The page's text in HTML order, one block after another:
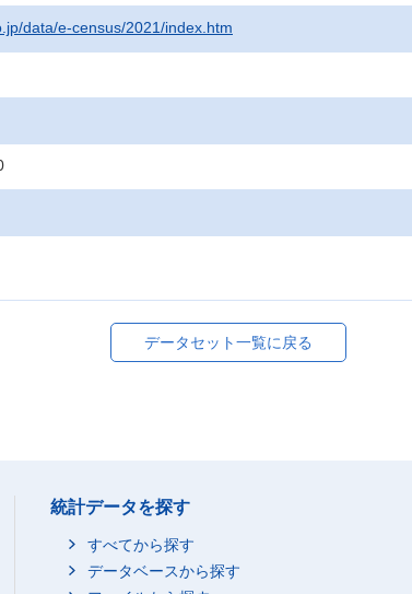
data/e-census/2021/index.htm
データセット一覧に戻る
統計データを探す
すべてから探す
データベースから探す